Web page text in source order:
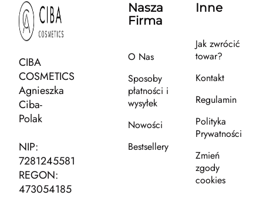
CIBA
COSMETICS
Agnieszka
Ciba-
Polak
NIP:
7281245581
REGON:
473054185
Nasza
Firma
O Nas
Sposoby
płatności i
wysyłek
Nowości
Bestsellery
Inne
Jak zwrócić
towar?
Kontakt
Regulamin
Polityka
Prywatności
Zmień
zgody
cookies